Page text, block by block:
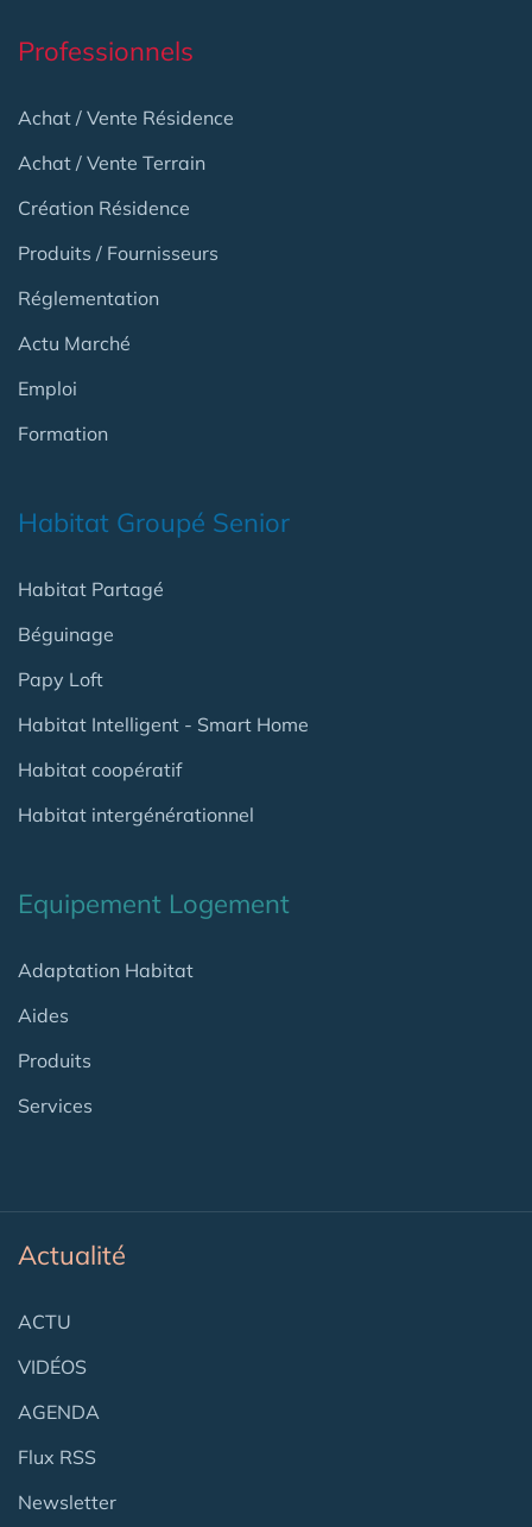
Professionnels
Achat / Vente Résidence
Achat / Vente Terrain
Création Résidence
Produits / Fournisseurs
Réglementation
Actu Marché
Emploi
Formation
Habitat Groupé Senior
Habitat Partagé
Béguinage
Papy Loft
Habitat Intelligent - Smart Home
Habitat coopératif
Habitat intergénérationnel
Equipement Logement
Adaptation Habitat
Aides
Produits
Services
Actualité
ACTU
VIDÉOS
AGENDA
Flux RSS
Newsletter